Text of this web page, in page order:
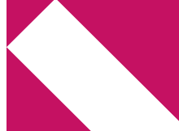
Annikas litteratur- och kulturblogg
Deckare, kriminalromaner, thrillers
Hem
Boktolva
Författarfemman
Kontakt